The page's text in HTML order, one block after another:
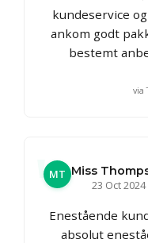
kundeservice
ankom godt
bestemt
via
MT Miss
23 Oct 2024
Enestående
absolut